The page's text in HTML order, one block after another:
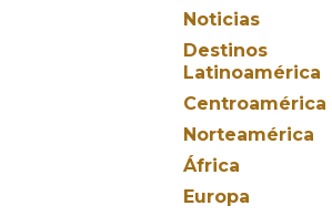
Noticias
Destinos
Latinoamérica
Centroamérica
Norteamérica
África
Europa